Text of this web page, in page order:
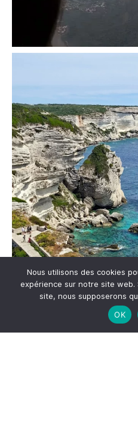
Me suivre
Nous utilisons des cookies
expérience sur notre site web.
site, nous supposerons
OK